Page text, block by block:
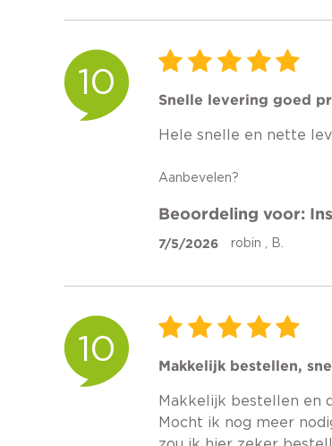
10 Snelle levering goed
Hele snelle en nette
Aanbevelen?
Beoordeling voor:
7/5/2026 robin , B.
10 Makkelijk bestellen,
Makkelijk bestellen en
Mocht ik nog meer